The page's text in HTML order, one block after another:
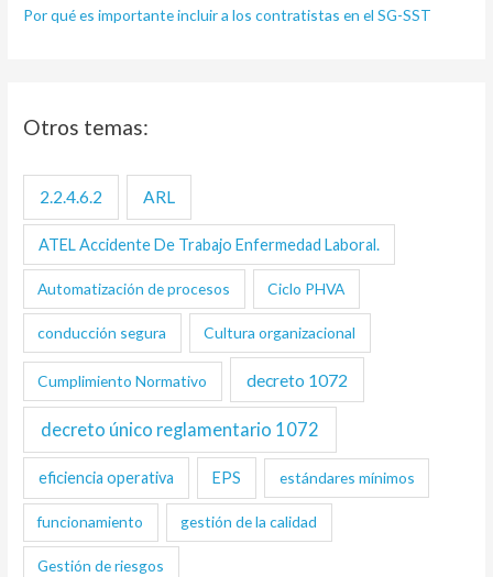
Por qué es importante incluir a los contratistas en el SG-SST
Otros temas:
2.2.4.6.2 ARL
ATEL Accidente De Trabajo Enfermedad Laboral.
Automatización de procesos Ciclo PHVA
conducción segura Cultura organizacional
Cumplimiento Normativo decreto 1072
decreto único reglamentario 1072
eficiencia operativa EPS estándares mínimos
funcionamiento gestión de la calidad
Gestión de riesgos